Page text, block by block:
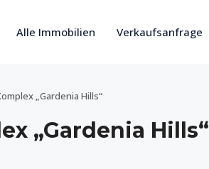
Alle Immobilien Verkaufsanfrage
„Gardenia Hills“
„Gardenia Hills“